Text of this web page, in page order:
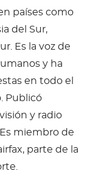
países como
del Sur,
Es la voz de
y ha
en todo el
Publicó
y radio
miembro de
parte de la